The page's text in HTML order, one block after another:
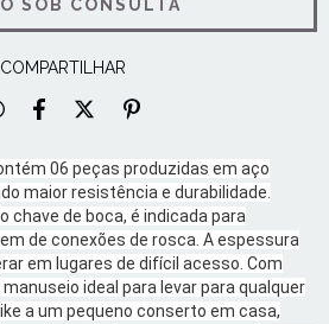
COMPARTILHAR
06 peças produzidas em aço
maior resistência e durabilidade.
chave de boca, é indicada para
de conexões de rosca. A espessura
em lugares de difícil acesso. Com
ideal para levar para qualquer
a um pequeno conserto em casa,